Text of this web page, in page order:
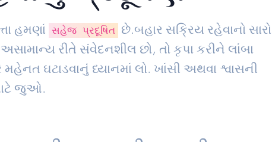
હમણાં સહેજ પ્રદૂષિત છે.બહાર સક્રિય રહેવાનો સારો
રીતે સંવેદનશીલ છો, તો કૃપા કરીને લાંબા
ઘટાડવાનું ધ્યાનમાં લો. ખાંસી અથવા શ્વાસની
જુઓ.